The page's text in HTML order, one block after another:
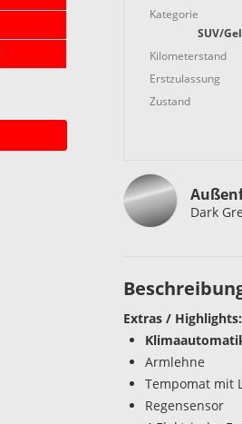
Kategorie
SUV/
Kilometerstand
Erstzulassung
Zustand
Dark
Extras / Highlights:
Armlehne
Tempomat mit
Regensensor